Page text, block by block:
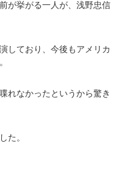
が挙がる一人が、浅野忠信
しており、今後もアメリカ
れなかったというから驚き
た。